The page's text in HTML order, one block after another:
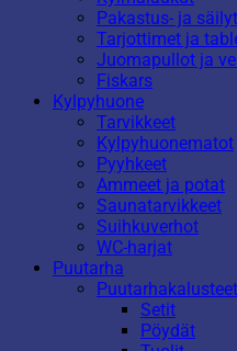
Pakastus- ja
Tarjottimet ja
Juomapullot ja
Fiskars
Kylpyhuone
Tarvikkeet
Kylpyhuonematot
Pyyhkeet
Ammeet ja potat
Saunatarvikkeet
Suihkuverhot
WC-harjat
Puutarha
Puutarhakalusteet
Setit
Pöydät